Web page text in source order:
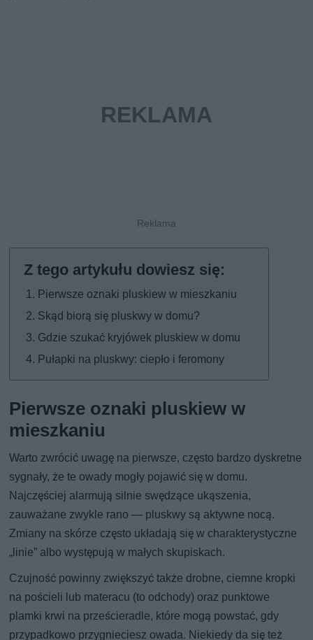
Pierwsze oznaki pluskiew w mieszkaniu
Skąd biorą się pluskwy w domu?
Gdzie szukać kryjówek pluskiew w domu
Pułapki na pluskwy: ciepło i feromony
Pierwsze oznaki pluskiew w
mieszkaniu
Warto zwrócić uwagę na pierwsze, często bardzo dyskretne
sygnały, że te owady mogły pojawić się w domu.
Najczęściej alarmują silnie swędzące ukąszenia,
zauważane zwykle rano — pluskwy są aktywne nocą.
Zmiany na skórze często układają się w charakterystyczne
„linie” albo występują w małych skupiskach.
Czujność powinny zwiększyć także drobne, ciemne kropki
na pościeli lub materacu (to odchody) oraz punktowe
plamki krwi na prześcieradle, które mogą powstać, gdy
przypadkowo przygnieciesz owada. Niekiedy da się też